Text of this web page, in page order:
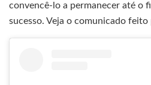
convencê-lo a permanecer até o
sucesso. Veja o comunicado feito